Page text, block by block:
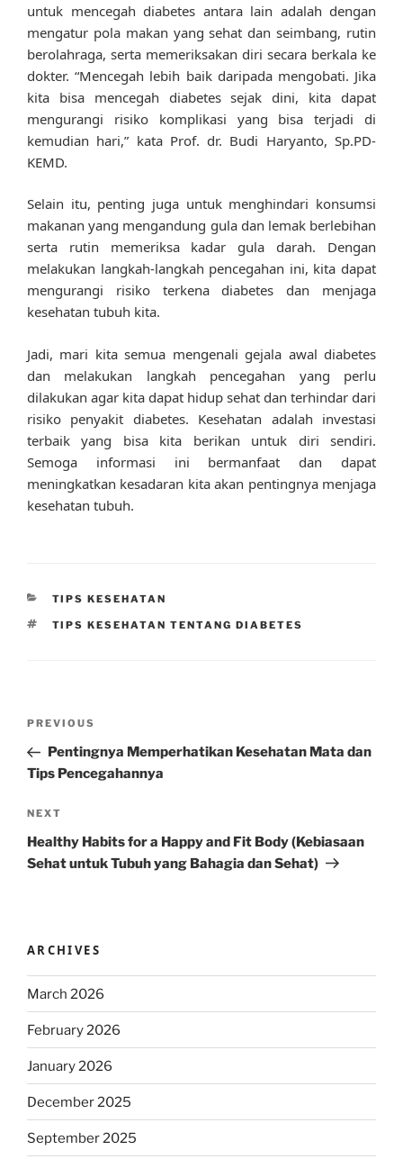
untuk mencegah diabetes antara lain adalah dengan
mengatur pola makan yang sehat dan seimbang, rutin
berolahraga, serta memeriksakan diri secara berkala ke
dokter. “Mencegah lebih baik daripada mengobati. Jika
kita bisa mencegah diabetes sejak dini, kita dapat
mengurangi risiko komplikasi yang bisa terjadi di
kemudian hari,” kata Prof. dr. Budi Haryanto, Sp.PD-
KEMD.
Selain itu, penting juga untuk menghindari konsumsi
makanan yang mengandung gula dan lemak berlebihan
serta rutin memeriksa kadar gula darah. Dengan
melakukan langkah-langkah pencegahan ini, kita dapat
mengurangi risiko terkena diabetes dan menjaga
kesehatan tubuh kita.
Jadi, mari kita semua mengenali gejala awal diabetes
dan melakukan langkah pencegahan yang perlu
dilakukan agar kita dapat hidup sehat dan terhindar dari
risiko penyakit diabetes. Kesehatan adalah investasi
terbaik yang bisa kita berikan untuk diri sendiri.
Semoga informasi ini bermanfaat dan dapat
meningkatkan kesadaran kita akan pentingnya menjaga
kesehatan tubuh.
CATEGORIES
TIPS KESEHATAN
TAGS
TIPS KESEHATAN TENTANG DIABETES
Previous
Post
PREVIOUS
Pentingnya Memperhatikan Kesehatan Mata dan
Tips Pencegahannya
Next
Post
NEXT
Healthy Habits for a Happy and Fit Body (Kebiasaan
Sehat untuk Tubuh yang Bahagia dan Sehat)
ARCHIVES
March 2026
February 2026
January 2026
December 2025
September 2025